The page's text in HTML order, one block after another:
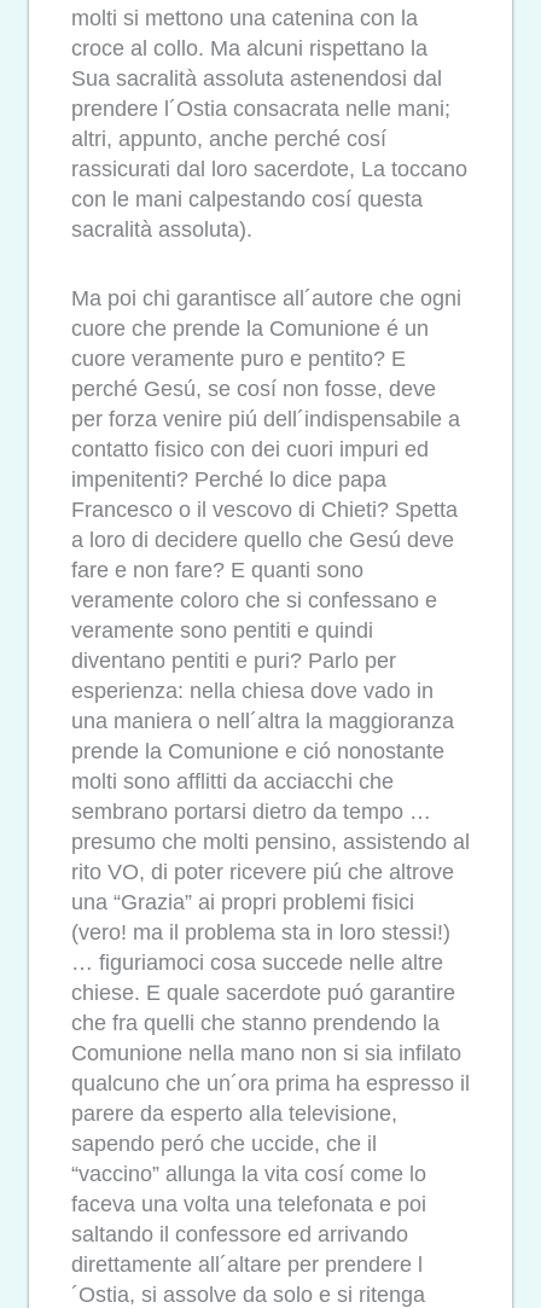
molti si mettono una catenina con la
croce al collo. Ma alcuni rispettano la
Sua sacralità assoluta astenendosi dal
prendere l´Ostia consacrata nelle mani;
altri, appunto, anche perché cosí
rassicurati dal loro sacerdote, La toccano
con le mani calpestando cosí questa
sacralità assoluta).
Ma poi chi garantisce all´autore che ogni
cuore che prende la Comunione é un
cuore veramente puro e pentito? E
perché Gesú, se cosí non fosse, deve
per forza venire piú dell´indispensabile a
contatto fisico con dei cuori impuri ed
impenitenti? Perché lo dice papa
Francesco o il vescovo di Chieti? Spetta
a loro di decidere quello che Gesú deve
fare e non fare? E quanti sono
veramente coloro che si confessano e
veramente sono pentiti e quindi
diventano pentiti e puri? Parlo per
esperienza: nella chiesa dove vado in
una maniera o nell´altra la maggioranza
prende la Comunione e ció nonostante
molti sono afflitti da acciacchi che
sembrano portarsi dietro da tempo …
presumo che molti pensino, assistendo al
rito VO, di poter ricevere piú che altrove
una “Grazia” ai propri problemi fisici
(vero! ma il problema sta in loro stessi!)
… figuriamoci cosa succede nelle altre
chiese. E quale sacerdote puó garantire
che fra quelli che stanno prendendo la
Comunione nella mano non si sia infilato
qualcuno che un´ora prima ha espresso il
parere da esperto alla televisione,
sapendo peró che uccide, che il
“vaccino” allunga la vita cosí come lo
faceva una volta una telefonata e poi
saltando il confessore ed arrivando
direttamente all´altare per prendere l
´Ostia, si assolve da solo e si ritenga